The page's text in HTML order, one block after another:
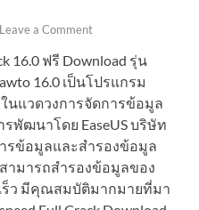
Leave a Comment
16.0 ฟรี Download รุ่น
16.0 เป็นโปรแกรม
นแวดวงการจัดการข้อมูล
พัฒนาโดย EaseUS บริษัท
รข้อมูลและสำรองข้อมูล
สามารถสำรองข้อมูลของ
ร็ว มีคุณสมบัติมากมายที่มา